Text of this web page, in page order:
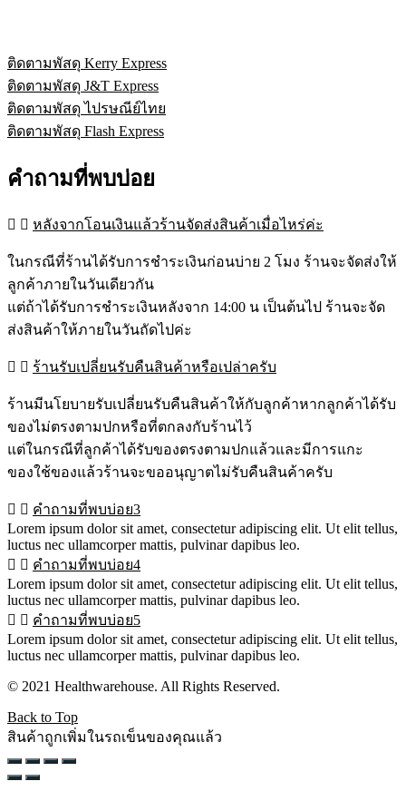
ติดตามพัสดุ Kerry Express
ติดตามพัสดุ J&T Express
ติดตามพัสดุ ไปรษณีย์ไทย
ติดตามพัสดุ Flash Express
คำถามที่พบบ่อย
หลังจากโอนเงินแล้วร้านจัดส่งสินค้าเมื่อไหร่ค่ะ
ในกรณีที่ร้านได้รับการชำระเงินก่อนบ่าย 2 โมง ร้านจะจัดส่งให้
ลูกค้าภายในวันเดียวกัน
แต่ถ้าได้รับการชำระเงินหลังจาก 14:00 น เป็นต้นไป ร้านจะจัด
ส่งสินค้าให้ภายในวันถัดไปค่ะ
ร้านรับเปลี่ยนรับคืนสินค้าหรือเปล่าครับ
ร้านมีนโยบายรับเปลี่ยนรับคืนสินค้าให้กับลูกค้าหากลูกค้าได้รับ
ของไม่ตรงตามปกหรือที่ตกลงกับร้านไว้
แต่ในกรณีที่ลูกค้าได้รับของตรงตามปกแล้วและมีการแกะ
ของใช้ของแล้วร้านจะขออนุญาตไม่รับคืนสินค้าครับ
คำถามที่พบบ่อย3
Lorem ipsum dolor sit amet, consectetur adipiscing elit. Ut elit tellus,
luctus nec ullamcorper mattis, pulvinar dapibus leo.
คำถามที่พบบ่อย4
Lorem ipsum dolor sit amet, consectetur adipiscing elit. Ut elit tellus,
luctus nec ullamcorper mattis, pulvinar dapibus leo.
คำถามที่พบบ่อย5
Lorem ipsum dolor sit amet, consectetur adipiscing elit. Ut elit tellus,
luctus nec ullamcorper mattis, pulvinar dapibus leo.
© 2021 Healthwarehouse. All Rights Reserved.
Back to Top
สินค้าถูกเพิ่มในรถเข็นของคุณแล้ว